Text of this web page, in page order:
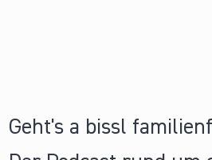
Geht's a bissl